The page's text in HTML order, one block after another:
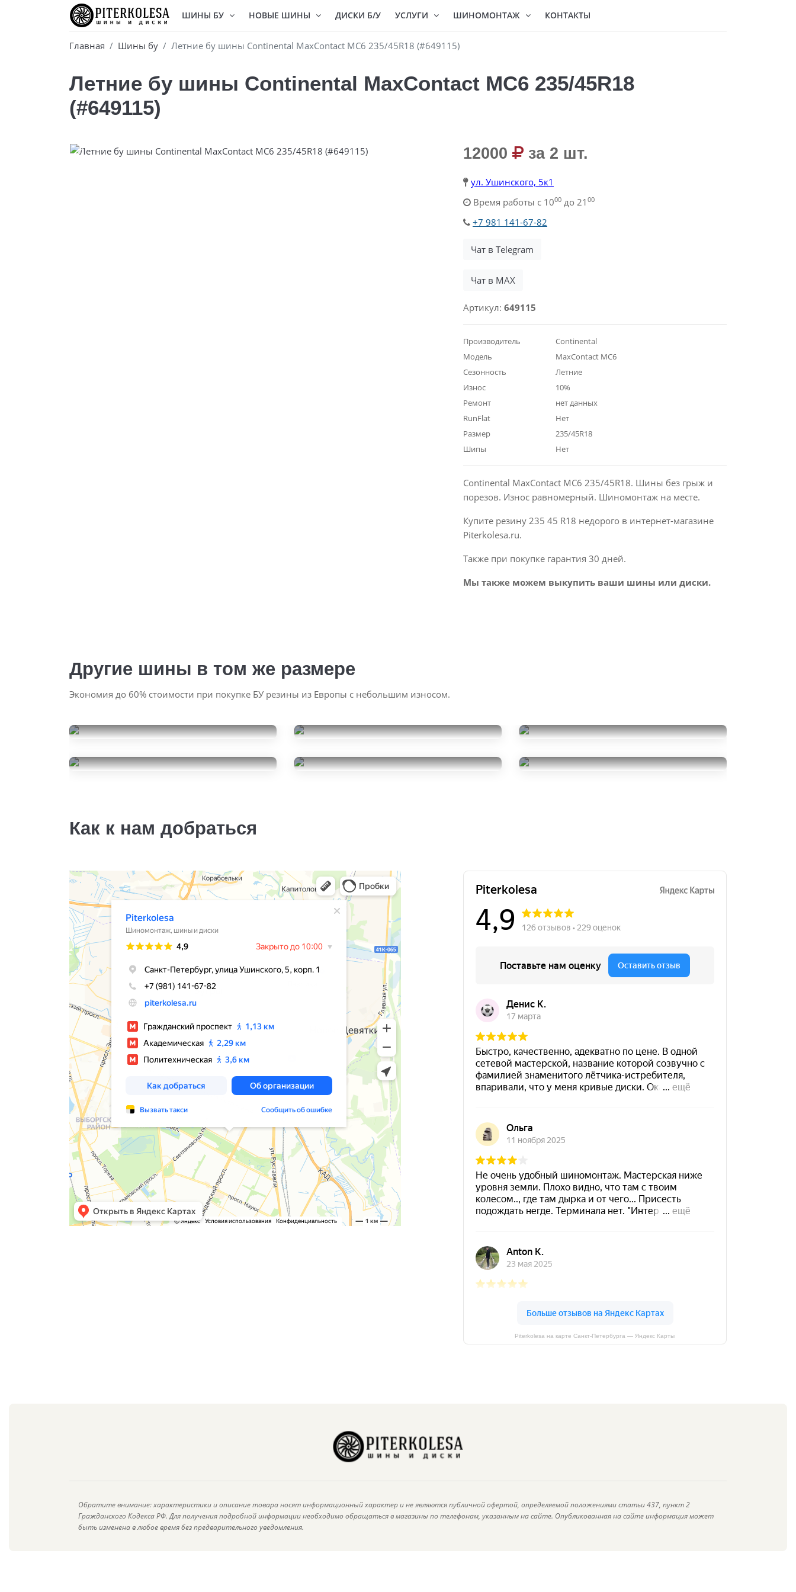
ШИНЫ БУ НОВЫЕ ШИНЫ ДИСКИ Б/У УСЛУГИ ШИНОМОНТАЖ КОНТАКТЫ
Главная Шины бу Летние бу шины Continental MaxContact MC6 235/45R18 (#649115)
Летние бу шины Continental MaxContact MC6 235/45R18
(#649115)
12000 за 2 шт.
ул. Ушинского, 5к1
Время работы с 1000до 21 00
+7 981 141-67-82
Чат в Telegram
Чат в MAX
Артикул: 649115
Производитель
Continental
Модель
MaxContact MC6
Сезонность
Летние
Износ
10%
Ремонт
нет данных
RunFlat
Нет
Размер
235/45R18
Шипы
Нет
Continental MaxContact MC6 235/45R18. Шины без грыж и
порезов. Износ равномерный. Шиномонтаж на месте.
Купите резину 235 45 R18 недорого в интернет-магазине
Piterkolesa.ru.
Также при покупке гарантия 30 дней.
Мы также можем выкупить ваши шины или диски.
Другие шины в том же размере
Экономия до 60% стоимости при покупке БУ резины из Европы с небольшим износом.
02
235/45R18
235/45R18
Как к нам добраться
Piterkolesa на карте Санкт‑Петербурга — Яндекс Карты
Обратите внимание: характеристики и описание товара носят информационный характер и не являются публичной офертой, определяемой положениями статьи 437, пункт 2
Гражданского Кодекса РФ. Для получения подробной информации необходимо обращаться в магазины по телефонам, указанным на сайте. Опубликованная на сайте информация может
быть изменена в любое время без предварительного уведомления.